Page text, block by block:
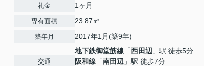
礼金 1ヶ月
専有面積 23.87㎡
築年月 2017年1月(築9年)
交通
地下鉄御堂筋線 「西田辺 」駅 徒歩5分
阪和線 「南田辺 」駅 徒歩7分